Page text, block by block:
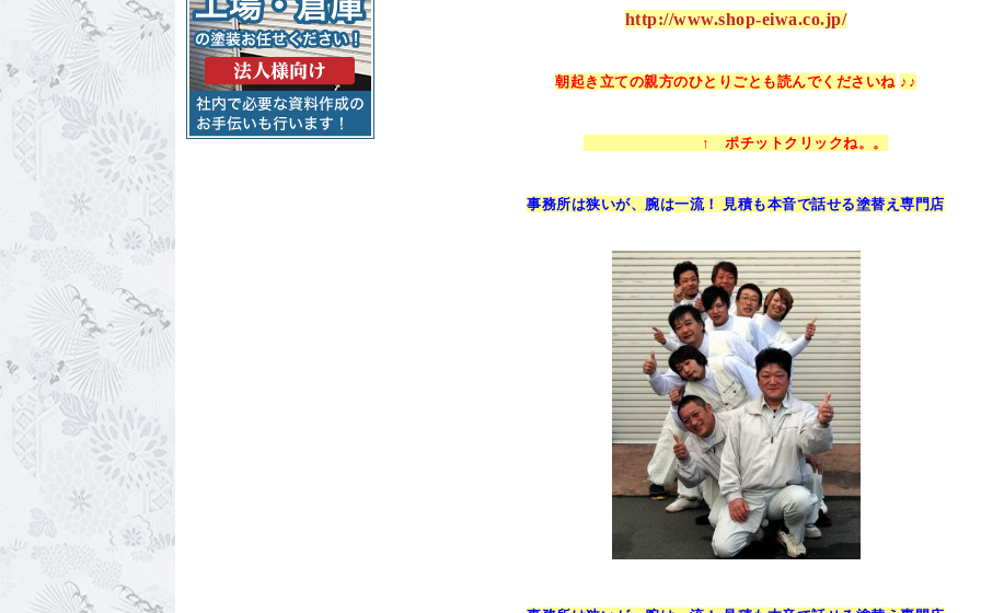
http://www.shop-eiwa.co.jp/
朝起き立ての親方のひとりごとも読んでくださいね ♪♪
↑ ポチットクリックね。。
事務所は狭いが、腕は一流！ 見積も本音で話せる塗替え専門店